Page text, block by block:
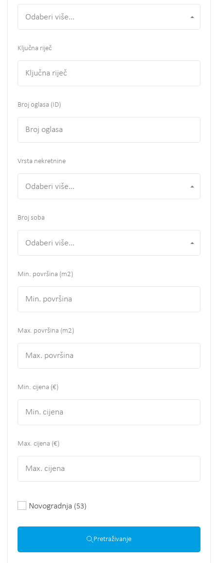
Odaberi više...
Ključna riječ
Broj oglasa (ID)
Vrsta nekretnine
Odaberi više...
Broj soba
Odaberi više...
Min. površina (m2)
Max. površina (m2)
Min. cijena (€)
Max. cijena (€)
Novogradnja (53)
Pretraživanje